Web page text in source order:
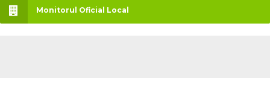
Monitorul Oficial Local